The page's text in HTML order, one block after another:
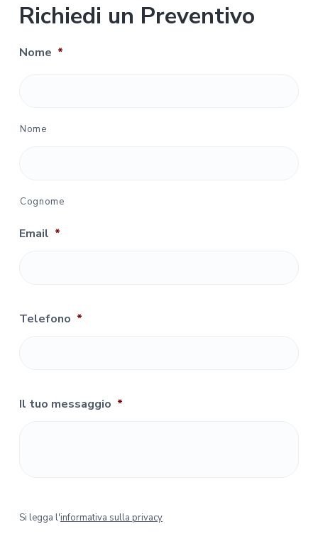
Richiedi un Preventivo
Nome *
Nome
Cognome
Email *
Telefono *
Il tuo messaggio *
S
Si legga l'informativa sulla privacy